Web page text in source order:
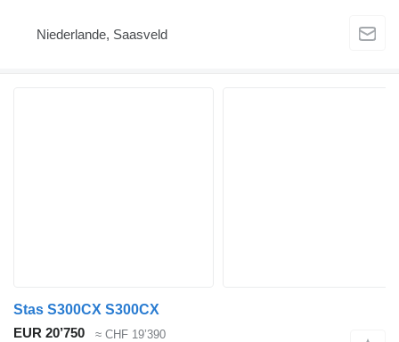
Niederlande, Saasveld
Stas S300CX S300CX
EUR 20’750
≈ CHF 19’390